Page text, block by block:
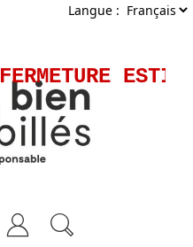
Langue :
FERMETURE